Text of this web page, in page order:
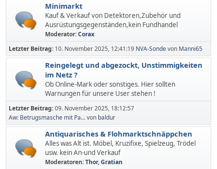
Minimarkt
Kauf & Verkauf von Detektoren,Zubehör und
Ausrüstungsgegenständen,kein Fundhandel
Moderator:Corax
Letzter Beitrag: 10. November 2025, 12:41:19 NVA-Sondevon Manni65
Reingelegt und abgezockt, Unstimmigkeiten
im Netz ?
Ob Online-Mark oder sonstiges. Hier sollten
Warnungen für unsere User stehen !
Letzter Beitrag:09. November 2025, 18:12:57
Aw: Betrugsmasche mit Pa...von baldur
Antiquarisches & Flohmarktschnäppchen
Alles was Alt ist. Möbel, Kruzifixe, Spielzeug, Trödel
usw. kein An-und Verkauf
Moderatoren:Thor,Gratian